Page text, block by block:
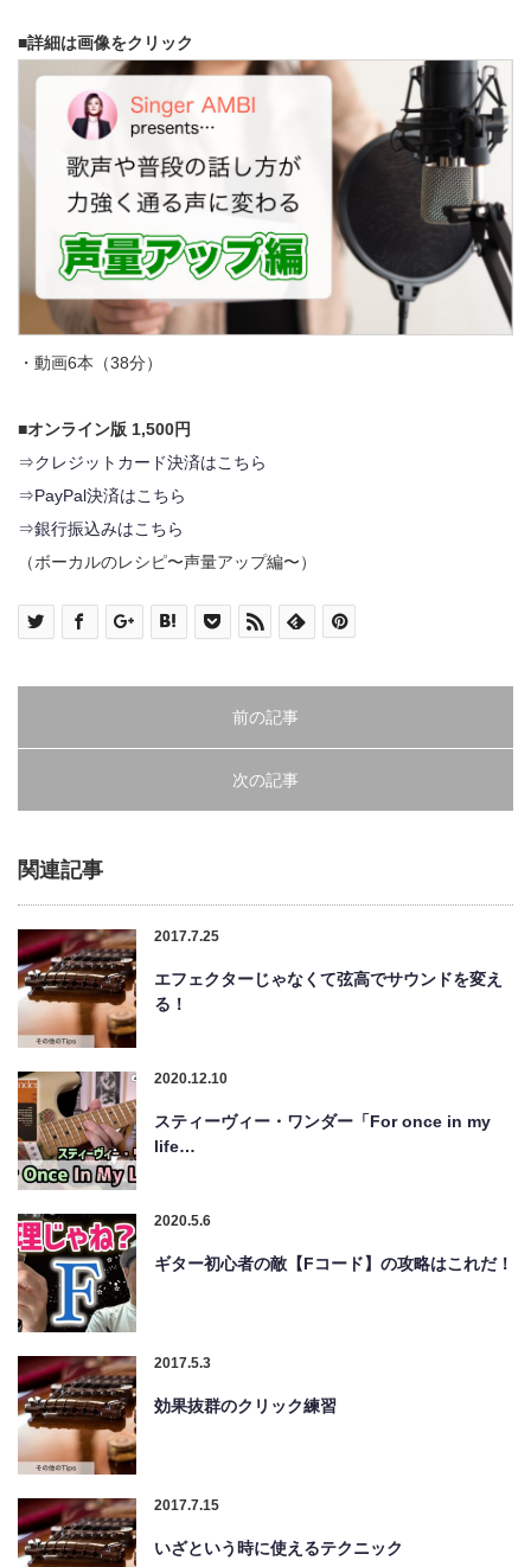
■詳細は画像をクリック
・動画6本（38分）
■オンライン版 1,500円
⇒クレジットカード決済はこちら
⇒PayPal決済はこちら
⇒銀行振込みはこちら
（ボーカルのレシピ〜声量アップ編〜）
前の記事
次の記事
関連記事
2017.7.25
エフェクターじゃなくて弦高でサウンドを変え
る！
2020.12.10
スティーヴィー・ワンダー「For once in my
life…
2020.5.6
ギター初心者の敵【Fコード】の攻略はこれだ！
2017.5.3
効果抜群のクリック練習
2017.7.15
いざという時に使えるテクニック